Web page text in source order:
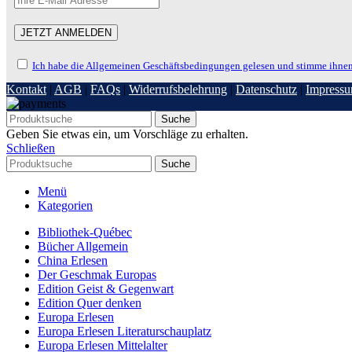
Ich habe die Allgemeinen Geschäftsbedingungen gelesen und stimme
Kontakt| AGB FAQs Widerrufsbelehrung Datenschutz
Suche
Geben Sie etwas ein, um Vorschläge zu erhalten.
Schließen
Suche
Menü
Kategorien
Bibliothek-Québec
Bücher Allgemein
China Erlesen
Der Geschmak Europas
Edition Geist & Gegenwart
Edition Quer denken
Europa Erlesen
Europa Erlesen Literaturschauplatz
Europa Erlesen Mittelalter